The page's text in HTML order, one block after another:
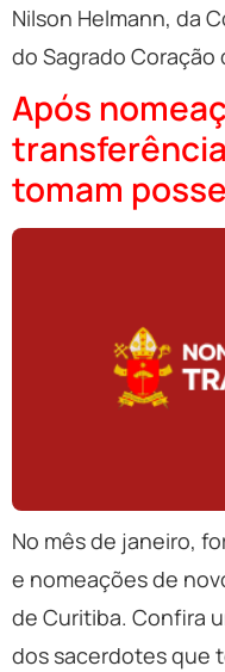
Nilson Helmann, da
do Sagrado Coração
Após
tomam
No mês de janeiro,
e nomeações de
de Curitiba. Confira
dos sacerdotes que